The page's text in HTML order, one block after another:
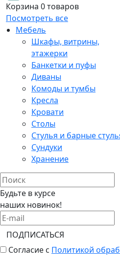
Корзина 0 товаров
Посмотреть все
Мебель
Шкафы, витрины,
этажерки
Банкетки и пуфы
Диваны
Комоды и тумбы
Кресла
Кровати
Столы
Стулья и барные
Сундуки
Хранение
Будьте в курсе
наших новинок!
ПОДПИСАТЬСЯ
Согласие с Политикой